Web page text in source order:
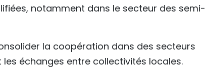
notamment dans le secteur des semi-
la coopération dans des secteurs
échanges entre collectivités locales.